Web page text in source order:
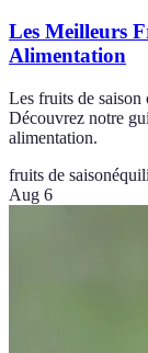
Les Meilleurs
Alimentation
Les fruits de
Découvrez notre
alimentation.
fruits de saison
Aug 6